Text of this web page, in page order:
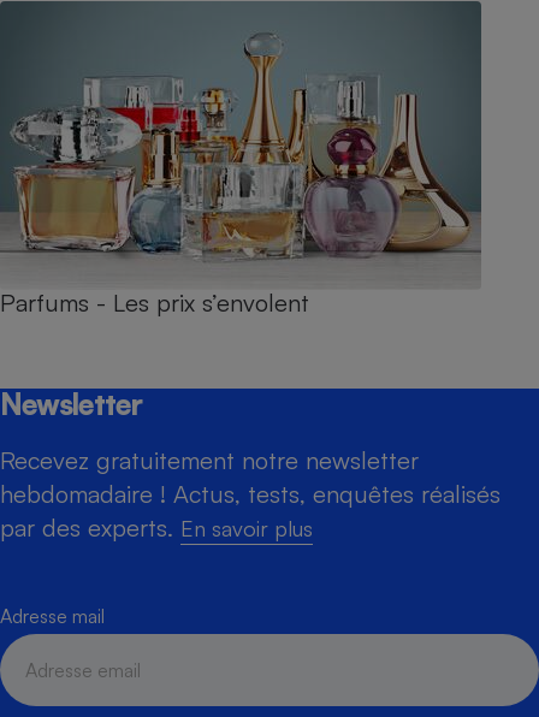
Parfums - Les prix s’envolent
Newsletter
Recevez gratuitement notre newsletter
hebdomadaire ! Actus, tests, enquêtes réalisés
par des experts. En savoir plus
Adresse mail